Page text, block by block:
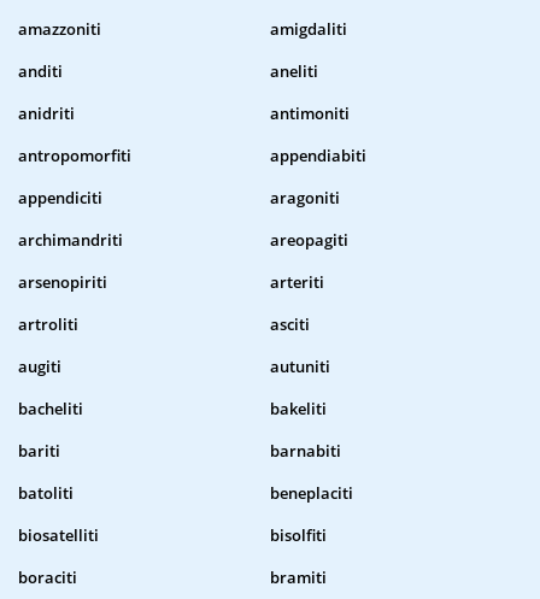
amazzoniti
amigdaliti
anditi
aneliti
anidriti
antimoniti
antropomorfiti
appendiabiti
appendiciti
aragoniti
archimandriti
areopagiti
arsenopiriti
arteriti
artroliti
asciti
augiti
autuniti
bacheliti
bakeliti
bariti
barnabiti
batoliti
beneplaciti
biosatelliti
bisolfiti
boraciti
bramiti